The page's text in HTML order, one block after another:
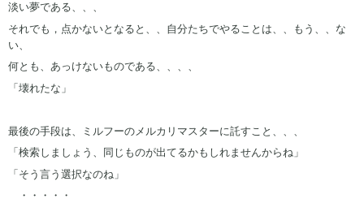
淡い夢である、、、
それでも，点かないとなると、、自分たちでやることは、、もう、、な
い、
何とも、あっけないものである、、、、
「壊れたな」
最後の手段は、ミルフーのメルカリマスターに託すこと、、、
「検索しましょう、同じものが出てるかもしれませんからね」
「そう言う選択なのね」
・・・・・